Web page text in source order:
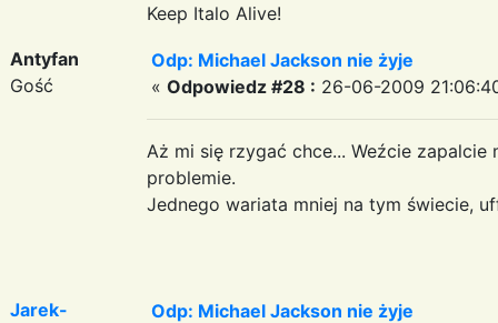
Keep Italo Alive!
Antyfan
Gość
Odp: Michael Jackson nie żyje
« Odpowiedz #28 : 26-06-2009
Aż mi się rzygać chce... Weźcie
problemie.
Jednego wariata mniej na tym świecie,
Jarek-
Odp: Michael Jackson nie żyje